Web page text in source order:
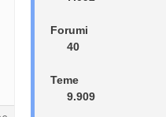
Forumi
40
Teme
9.909